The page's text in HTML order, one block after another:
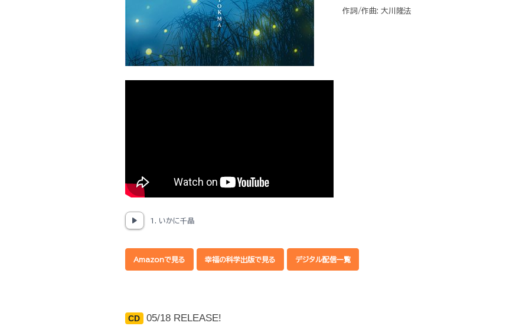
1. いかに千晶
作詞/作曲: 大川隆法
Amazonで見る 幸福の科学出版で見る デジタル配信一覧
CD 05/18 RELEASE!